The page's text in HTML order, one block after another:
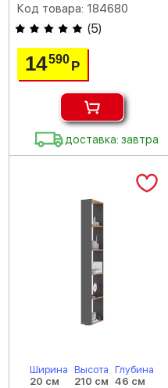
Код товара: 184680
(5)
14590Р
доставка: завтра
Ширина
20 см
Высота
210 см
Глубина
46 см